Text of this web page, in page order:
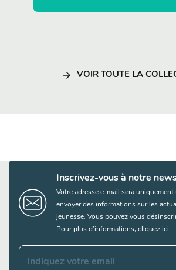
arrow_forward VOIR TOUTE LA
Inscrivez-vous à notre
Votre adresse e-mail sera
envoyer des informations sur les
jeunesse. Vous pouvez vous
Pour plus d’informations, cliquez ici.
Indiquez votre email